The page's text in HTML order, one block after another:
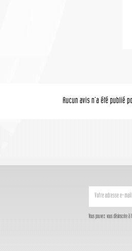
Aucun avis n'a été publié
Vous pouvez vous désinscrire